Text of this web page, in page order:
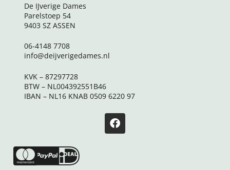
De IJverige Dames
Parelstoep 54
9403 SZ ASSEN
06-4148 7708
info@deijverigedames.nl
KVK – 87297728
BTW – NL004392551B46
IBAN – NL16 KNAB 0509 6220 97